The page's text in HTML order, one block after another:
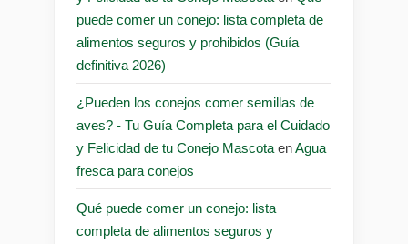
puede comer un conejo: lista completa de
alimentos seguros y prohibidos (Guía
definitiva 2026)
¿Pueden los conejos comer semillas de
aves? - Tu Guía Completa para el Cuidado
y Felicidad de tu Conejo Mascota enAgua
fresca para conejos
Qué puede comer un conejo: lista
completa de alimentos seguros y